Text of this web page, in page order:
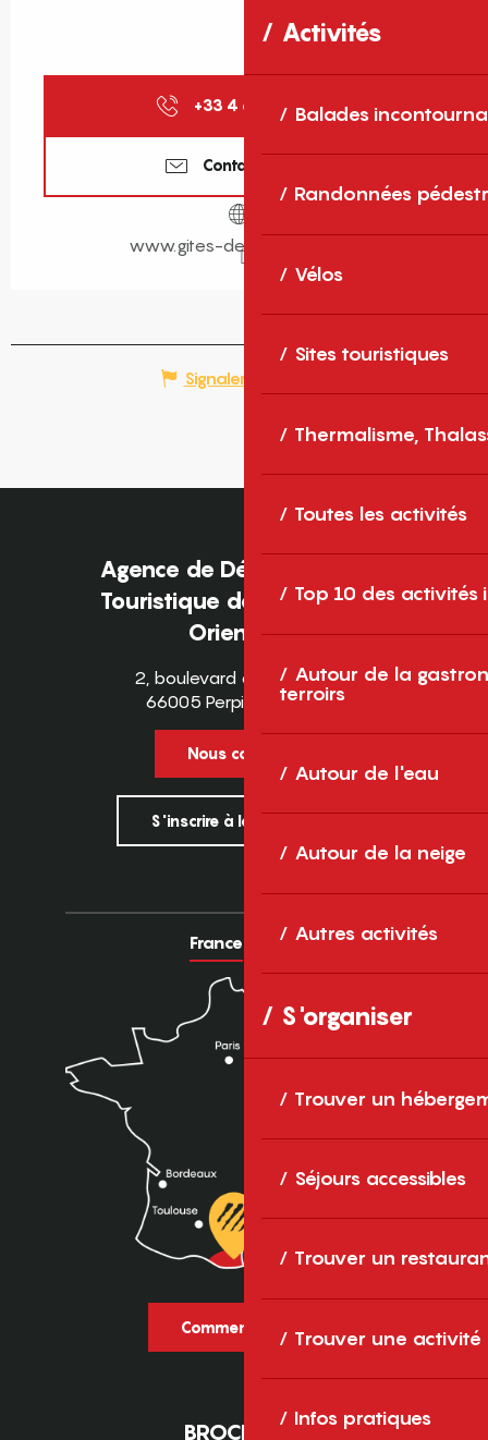
Activités
Balades
Randonnées
Vélos
Sites touristiques
Thermalisme,
Toutes les activités
Top 10 des activités
Autour de la
terroirs
Autour de l'eau
Autour de la neige
Autres activités
S'organiser
Trouver un
Séjours accessibles
Trouver un
Trouver une activité
Infos pratiques
+33 4 68 11 40 ▒▒
Contactez-nous
www.gites-de-france-sud.fr
Signaler une erreur
Agence de Développement
Touristique des Pyrénées-
Orientales
2, boulevard des Pyrénées
66005 Perpignan Cedex
Nous contacter
S'inscrire à la newsletter
France Europe
Comment venir ?
BROCHURES